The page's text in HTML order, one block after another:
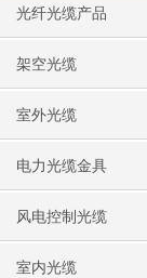
光纤光缆产品
架空光缆
室外光缆
电力光缆金具
风电控制光缆
室内光缆